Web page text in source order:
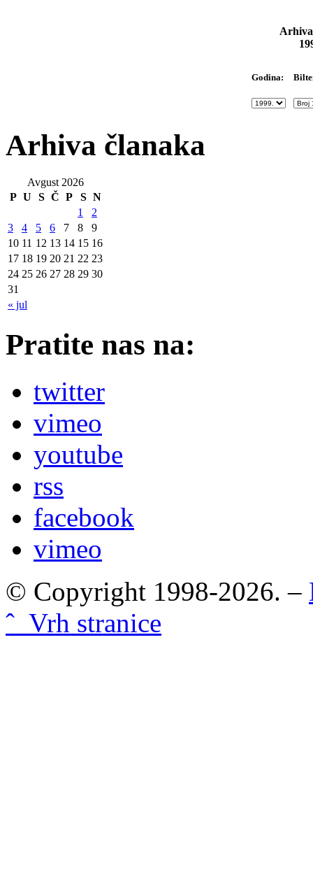
Godina:
Arhiva članaka
Avgust 2026
P U S Č P S N
« jul
1
2
3
4 5 6 7 8
9
10 11 12 13 14 15 16
17 18 19 20 21 22 23
24 25 26 27 28 29 30
31
Pratite nas na:
twitter
vimeo
youtube
rss
facebook
vimeo
© Copyright 1998-2026. –
ˆ Vrh stranice